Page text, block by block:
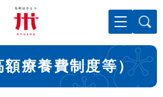
ーを飛ばして本文へ
額療養費制度等）